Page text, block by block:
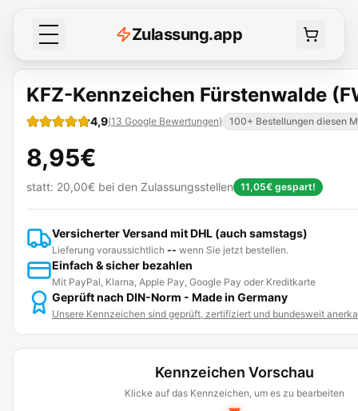
Zulassung.app
KFZ-Kennzeichen Fürstenwalde
4,9(13 Google Bewertungen) 100+ Bestellungen diesen
8,95€
statt: 20,00€ bei den Zulassungsstellen 11,05€ gespart!
Versicherter Versand mit DHL (auch samstags)
Lieferung voraussichtlich -- wenn Sie jetzt bestellen.
Einfach & sicher bezahlen
Mit PayPal, Klarna, Apple Pay, Google Pay oder Kreditkarte
Geprüft nach DIN-Norm - Made in Germany
Unsere Kennzeichen sind geprüft, zertifiziert und bundesweit
Kennzeichen Vorschau
Klicke auf das Kennzeichen, um es zu bearbeiten